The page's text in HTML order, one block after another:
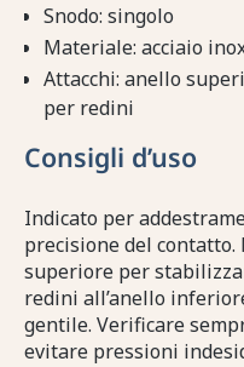
Snodo: singolo
Materiale: acciaio
Attacchi: anello
per redini
Consigli d’uso
Indicato per
precisione del
superiore per
redini all’anello
gentile. Verificare
evitare pressioni